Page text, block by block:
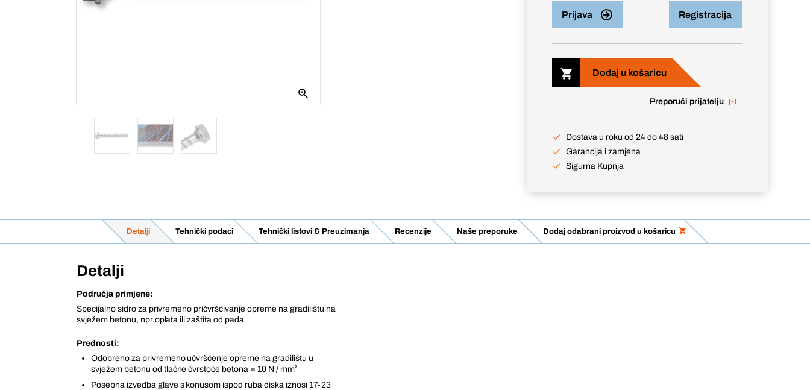
Prijava Registracija
Dodaj u košaricu
Preporuči prijatelju
Dostava u roku od 24 do 48 sati
Garancija i zamjena
Sigurna Kupnja
Detalji Tehnički podaci Tehnički listovi & Preuzimanja Recenzije Naše preporuke Dodaj odabrani proizvod u košaricu
Detalji
Područja primjene:
Specijalno sidro za privremeno pričvršćivanje opreme na gradilištu na
svježem betonu, npr.oplata ili zaštita od pada
Prednosti:
Odobreno za privremeno učvršćenje opreme na gradilištu u
svježem betonu od tlačne čvrstoće betona = 10 N / mm²
Posebna izvedba glave s konusom ispod ruba diska iznosi 17-23